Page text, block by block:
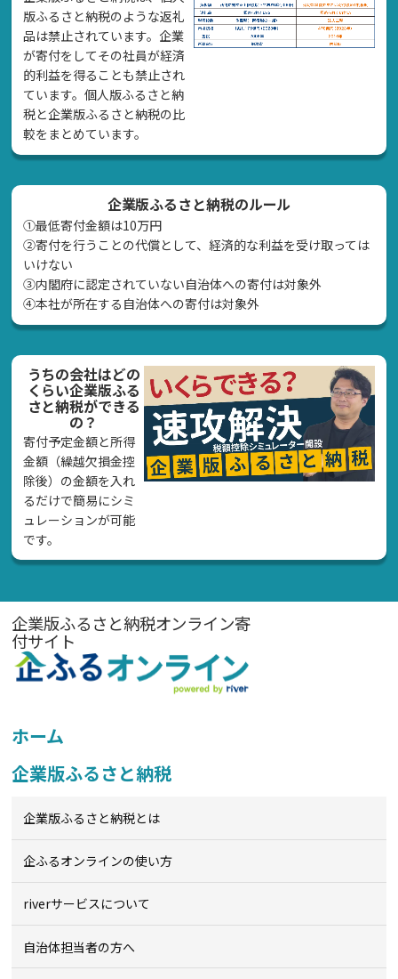
版ふるさと納税のような返礼
品は禁止されています。企業
が寄付をしてその社員が経済
的利益を得ることも禁止され
ています。個人版ふるさと納
税と企業版ふるさと納税の比
較をまとめています。
企業版ふるさと納税のルール
①最低寄付金額は10万円
②寄付を行うことの代償として、経済的な利益を受け取っては
いけない
➂内閣府に認定されていない自治体への寄付は対象外
④本社が所在する自治体への寄付は対象外
うちの会社はどの
くらい企業版ふる
さと納税ができる
の？
寄付予定金額と所得
金額（繰越欠損金控
除後）の金額を入れ
るだけで簡易にシミ
ュレーションが可能
です。
企業版ふるさと納税オンライン寄
付サイト
ホーム
企業版ふるさと納税
企業版ふるさと納税とは
企ふるオンラインの使い方
riverサービスについて
自治体担当者の方へ